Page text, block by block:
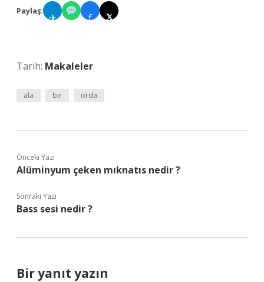
Paylaş:
✈ f 𝕏
Tarih: Makaleler
ala bir orda
Önceki Yazı
Alüminyum çeken mıknatıs nedir ?
Sonraki Yazı
Bass sesi nedir ?
Bir yanıt yazın